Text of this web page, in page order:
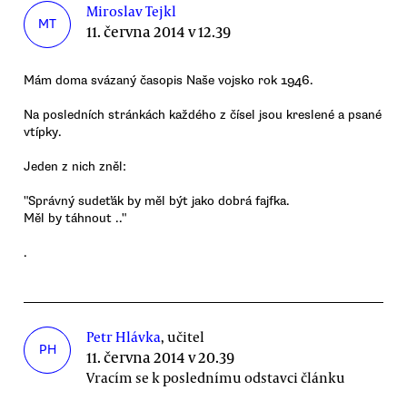
MT
Miroslav Tejkl
11. června 2014 v 12.39
Mám doma svázaný časopis Naše vojsko rok 1946.
Na posledních stránkách každého z čísel jsou kreslené a psané
vtípky.
Jeden z nich zněl:
"Správný sudeťák by měl být jako dobrá fajfka.
Měl by táhnout .."
.
PH
Petr Hlávka, učitel
11. června 2014 v 20.39
Vracím se k poslednímu odstavci článku